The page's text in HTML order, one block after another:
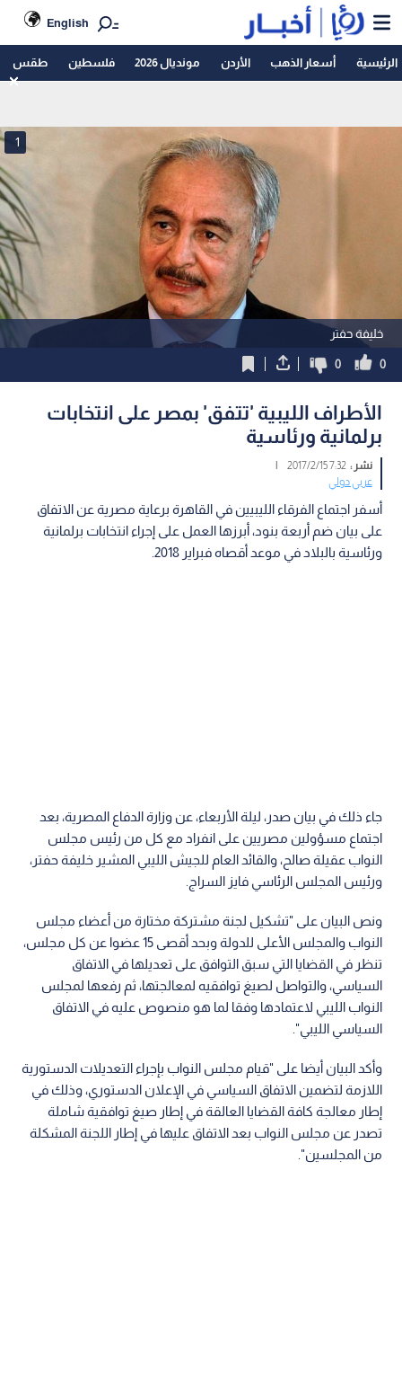
English
الرئيسية أسعار الذهب الأردن مونديال 2026 فلسطين طقس
خليفة حفتر
1
0
0
الأطراف الليبية 'تتفق' بمصر على انتخابات
برلمانية ورئاسية
نشر :7:32 2017/2/15
|
عربي دولي
أسفر اجتماع الفرقاء الليبيين في القاهرة برعاية مصرية عن الاتفاق
على بيان ضم أربعة بنود، أبرزها العمل على إجراء انتخابات برلمانية
ورئاسية بالبلاد في موعد أقصاه فبراير 2018.
جاء ذلك في بيان صدر، ليلة الأربعاء، عن وزارة الدفاع المصرية، بعد
اجتماع مسؤولين مصريين على انفراد مع كل من رئيس مجلس
النواب عقيلة صالح، والقائد العام للجيش الليبي المشير خليفة حفتر،
ورئيس المجلس الرئاسي فايز السراج.
ونص البيان على "تشكيل لجنة مشتركة مختارة من أعضاء مجلس
النواب والمجلس الأعلى للدولة وبحد أقصى 15 عضوا عن كل مجلس،
تنظر في القضايا التي سبق التوافق على تعديلها في الاتفاق
السياسي، والتواصل لصيغ توافقيه لمعالجتها، ثم رفعها لمجلس
النواب الليبي لاعتمادها وفقا لما هو منصوص عليه في الاتفاق
السياسي الليبي".
وأكد البيان أيضا على "قيام مجلس النواب بإجراء التعديلات الدستورية
اللازمة لتضمين الاتفاق السياسي في الإعلان الدستوري، وذلك في
إطار معالجة كافة القضايا العالقة في إطار صيغ توافقية شاملة
تصدر عن مجلس النواب بعد الاتفاق عليها في إطار اللجنة المشكلة
من المجلسين".